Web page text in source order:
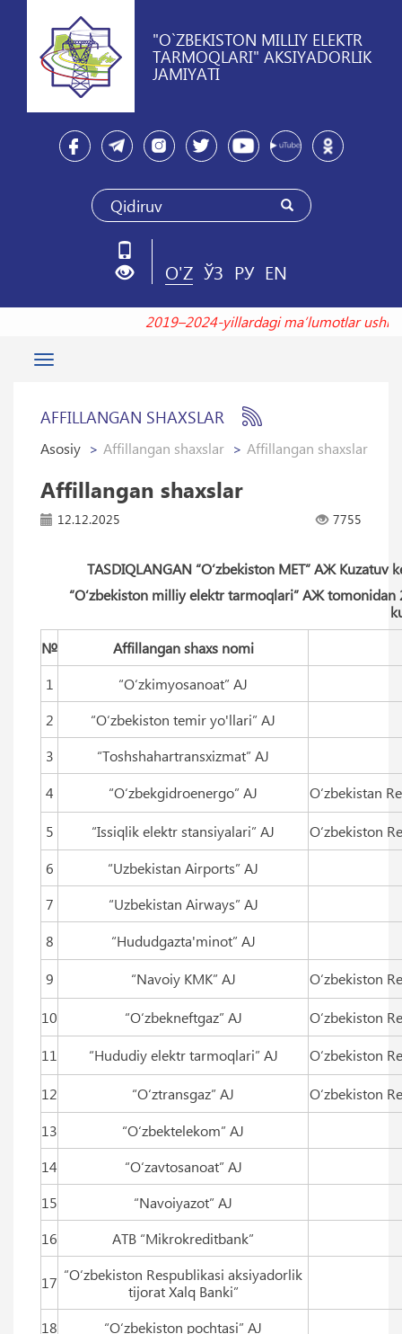
"O`ZBEKISTON MILLIY ELEKTR
TARMOQLARI" AKSIYADORLIK
JAMIYATI
O'Z ЎЗ РУ EN
2019–2024-yillardagi maʼlumotlar
Toggle
AFFILLANGAN SHAXSLAR
Asosiy Affillangan shaxslar Affillangan shaxslar
Affillangan shaxslar
12.12.2025 7755
TASDIQLANGAN “O‘zbekiston MET” АЖ
“O‘zbekiston milliy elektr tarmoqlari” АЖ
№
Affillangan shaxs nomi
1
“O‘zkimyosanoat” AJ
2
“O‘zbekiston temir yo'llari” AJ
3
“Toshshahartransxizmat” AJ
4
“O‘zbekgidroenergo” AJ O‘zbekistan
5 “Issiqlik elektr stansiyalari” AJ
O‘zbekiston
6
“Uzbekistan Airports” AJ
7
“Uzbekistan Airways” AJ
8
“Hududgazta'minot” AJ
9
“Navoiy KMK” AJ O‘zbekiston
10 “O‘zbekneftgaz” AJ
O‘zbekiston
11
“Hududiy elektr tarmoqlari” AJ O‘zbekiston
12 “O‘ztransgaz” AJ
O‘zbekiston
13
“O‘zbektelekom” AJ
14
“O‘zavtosanoat” AJ
15
“Navoiyazot” AJ
16
ATB “Mikrokreditbank”
17 “O‘zbekiston Respublikasi aksiyadorlik
tijorat Xalq Banki”
18
“O‘zbekiston pochtasi” AJ